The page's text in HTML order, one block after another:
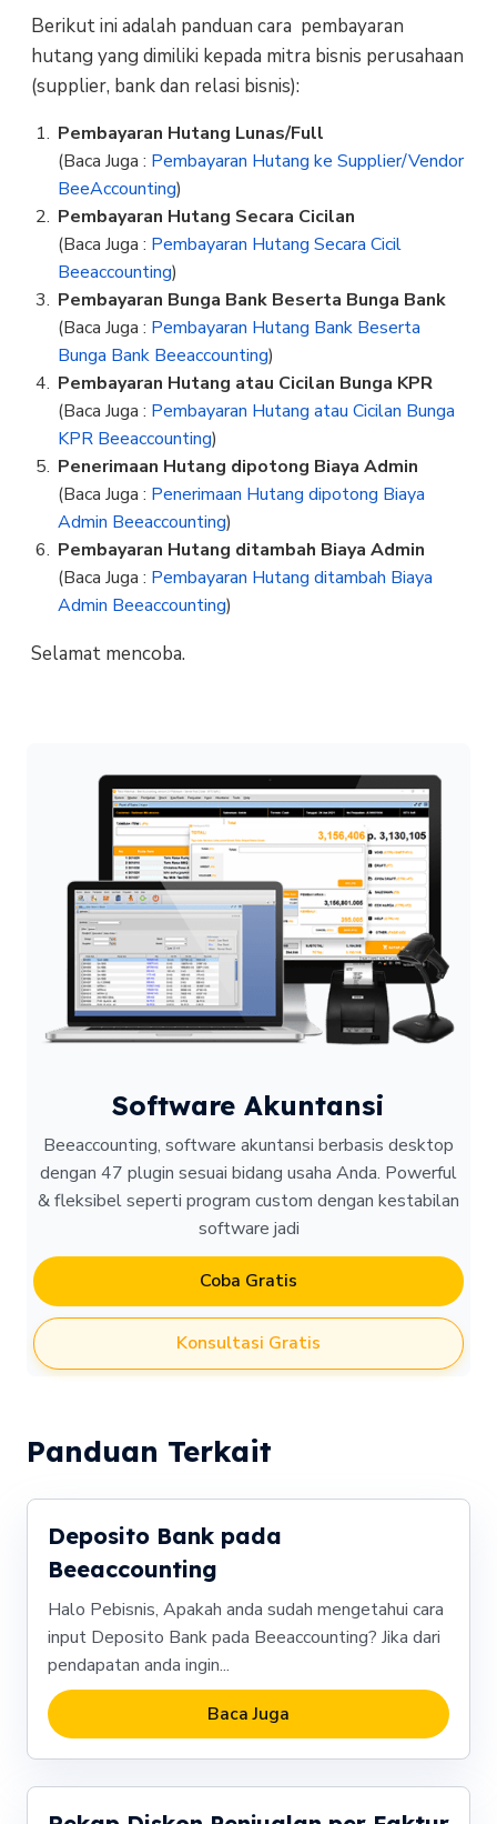
Berikut ini adalah panduan cara pembayaran
hutang yang dimiliki kepada mitra bisnis perusahaan
(supplier, bank dan relasi bisnis):
Pembayaran Hutang Lunas/Full
(Baca Juga : Pembayaran Hutang ke Supplier/Vendor
BeeAccounting)
Pembayaran Hutang Secara Cicilan
(Baca Juga : Pembayaran Hutang Secara Cicil
Beeaccounting)
Pembayaran Bunga Bank Beserta Bunga Bank
(Baca Juga : Pembayaran Hutang Bank Beserta
Bunga Bank Beeaccounting)
Pembayaran Hutang atau Cicilan Bunga KPR
(Baca Juga : Pembayaran Hutang atau Cicilan Bunga
KPR Beeaccounting)
Penerimaan Hutang dipotong Biaya Admin
(Baca Juga : Penerimaan Hutang dipotong Biaya
Admin Beeaccounting)
Pembayaran Hutang ditambah Biaya Admin
(Baca Juga : Pembayaran Hutang ditambah Biaya
Admin Beeaccounting)
Selamat mencoba.
Software Akuntansi
Beeaccounting, software akuntansi berbasis desktop
dengan 47 plugin sesuai bidang usaha Anda. Powerful
& fleksibel seperti program custom dengan kestabilan
software jadi
Coba Gratis
Konsultasi Gratis
Panduan Terkait
Deposito Bank pada
Beeaccounting
Halo Pebisnis, Apakah anda sudah mengetahui cara
input Deposito Bank pada Beeaccounting? Jika dari
pendapatan anda ingin...
Baca Juga